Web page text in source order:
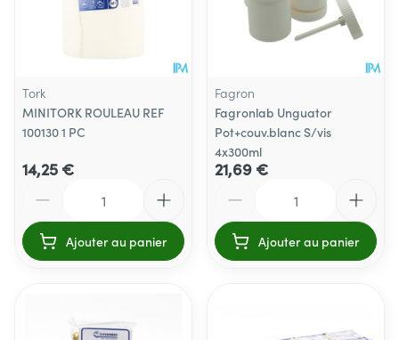
Tork
MINITORK ROULEAU REF
100130 1 PC
14,25 €
Ajouter au panier
Fagron
Fagronlab Unguator
Pot+couv.blanc S/vis
4x300ml
21,69 €
Ajouter au panier